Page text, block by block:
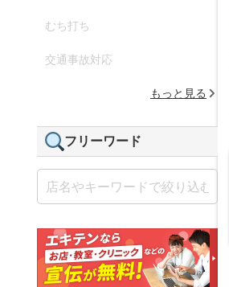
むち打ち
交通事故対応
もっと見る
フリーワード